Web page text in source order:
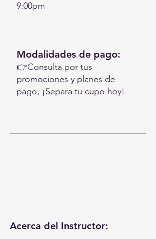
9:00pm
Modalidades de pago:
👉Consulta por tus
promociones y planes de
pago, ¡Separa tu cupo hoy!
Acerca del Instructor: